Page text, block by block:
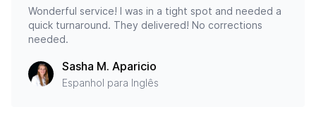
Wonderful service! I was in a tight spot and needed a
quick turnaround. They delivered! No corrections
needed.
Sasha M. Aparicio
Espanhol para Inglês